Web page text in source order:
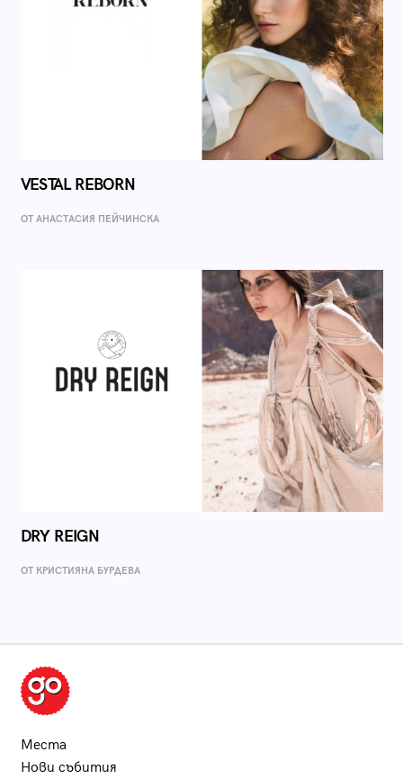
VESTAL REBORN
ОТ AНАСТАСИЯ ПЕЙЧИНСКА
DRY REIGN
ОТ КРИСТИЯНА БУРДЕВА
Места
Нови събития